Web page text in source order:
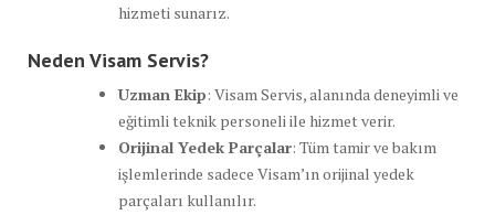
hizmeti sunarız.
Neden Visam Servis?
Uzman Ekip: Visam Servis, alanında deneyimli ve
eğitimli teknik personeli ile hizmet verir.
Orijinal Yedek Parçalar: Tüm tamir ve bakım
işlemlerinde sadece Visam’ın orijinal yedek
parçaları kullanılır.